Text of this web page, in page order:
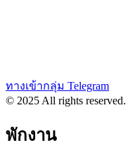
ทางเข้ากลุ่ม Telegram
© 2025 All rights reserved.
พักงาน